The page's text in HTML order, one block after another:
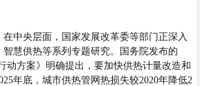
在中央层面，国家发展改革委等部门正深入
慧供热等系列专题研究。国务院发布的
动方案》明确提出，要加快供热计量改造和
年底，城市供热管网热损失较2020年降低2